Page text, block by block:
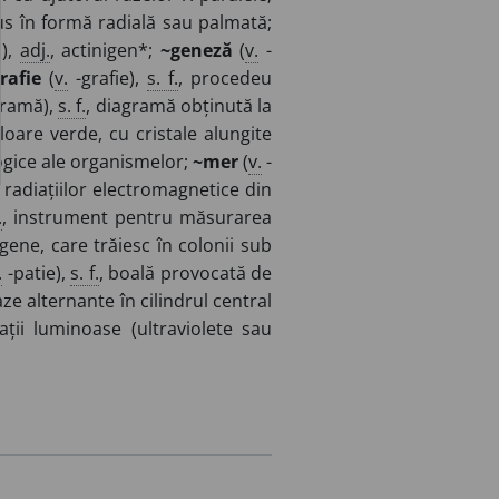
în formă radială sau palmată;
), adj., actinigen*; ~geneză (v. -
(v. -grafie), s. f., procedeu
s. f., diagramă obținută la
verde, cu cristale alungite
ale organismelor; ~mer(v. -
electromagnetice din
, instrument pentru măsurarea
care trăiesc în colonii sub
-patie), s. f., boală provocată de
alternante în cilindrul central
luminoase (ultraviolete sau